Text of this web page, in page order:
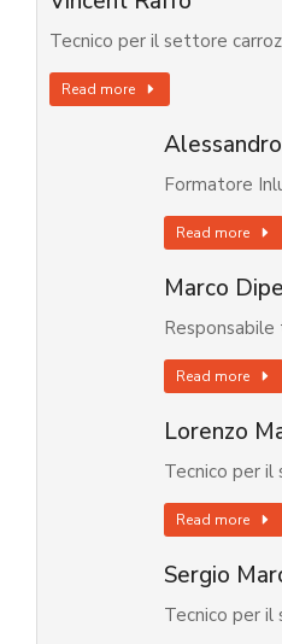
Tecnico per il settore
Read more
Formatore
Read more
Marco
Read more
Lorenzo
Tecnico per il
Read more
Sergio
Tecnico per